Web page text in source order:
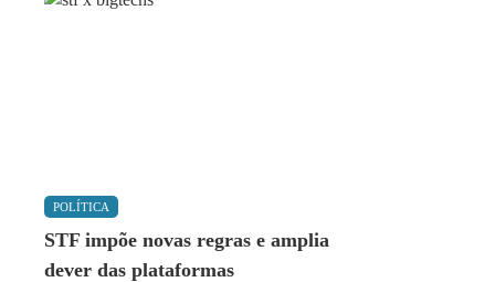
POLÍTICA
STF impõe novas regras e amplia
dever das plataformas